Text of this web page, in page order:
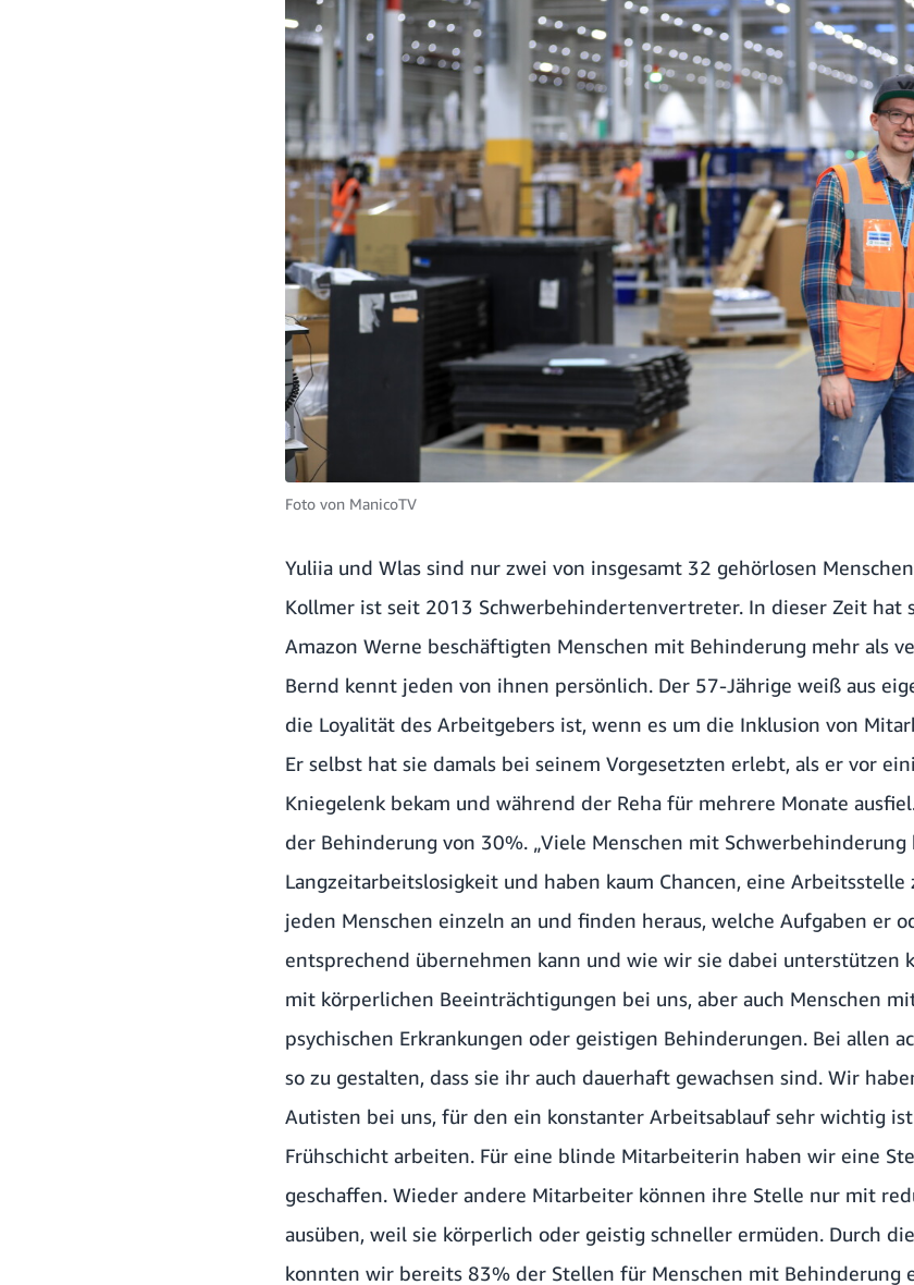
Foto von ManicoTV
Yuliia und Wlas sind nur zwei von insgesamt 32 gehörlosen
Kollmer ist seit 2013 Schwerbehindertenvertreter. In dieser Zeit hat
Amazon Werne beschäftigten Menschen mit Behinderung mehr als
Bernd kennt jeden von ihnen persönlich. Der 57-Jährige weiß aus
die Loyalität des Arbeitgebers ist, wenn es um die Inklusion von
Er selbst hat sie damals bei seinem Vorgesetzten erlebt, als er vor
Kniegelenk bekam und während der Reha für mehrere Monate
der Behinderung von 30%. „Viele Menschen mit Schwerbehinderung
Langzeitarbeitslosigkeit und haben kaum Chancen, eine Arbeitsstelle
jeden Menschen einzeln an und finden heraus, welche Aufgaben er
entsprechend übernehmen kann und wie wir sie dabei unterstützen
mit körperlichen Beeinträchtigungen bei uns, aber auch Menschen
psychischen Erkrankungen oder geistigen Behinderungen. Bei allen
so zu gestalten, dass sie ihr auch dauerhaft gewachsen sind. Wir
Autisten bei uns, für den ein konstanter Arbeitsablauf sehr wichtig
Frühschicht arbeiten. Für eine blinde Mitarbeiterin haben wir eine
geschaffen. Wieder andere Mitarbeiter können ihre Stelle nur mit
ausüben, weil sie körperlich oder geistig schneller ermüden. Durch
konnten wir bereits 83% der Stellen für Menschen mit Behinderung